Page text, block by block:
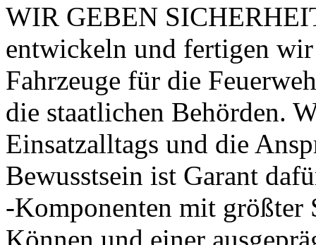
WIR GEBEN
entwickeln und fertigen
Fahrzeuge für die
die staatlichen Behörden.
Einsatzalltags und die
Bewusstsein ist Garant
-Komponenten mit
Können und einer